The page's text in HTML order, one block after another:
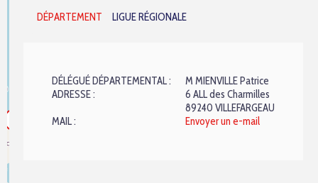
DÉPARTEMENT LIGUE RÉGIONALE
DÉLÉGUÉ DÉPARTEMENTAL :
M MIENVILLE Patrice
ADRESSE :
6 ALL des Charmilles
89240 VILLEFARGEAU
MAIL :
Envoyer un e-mail